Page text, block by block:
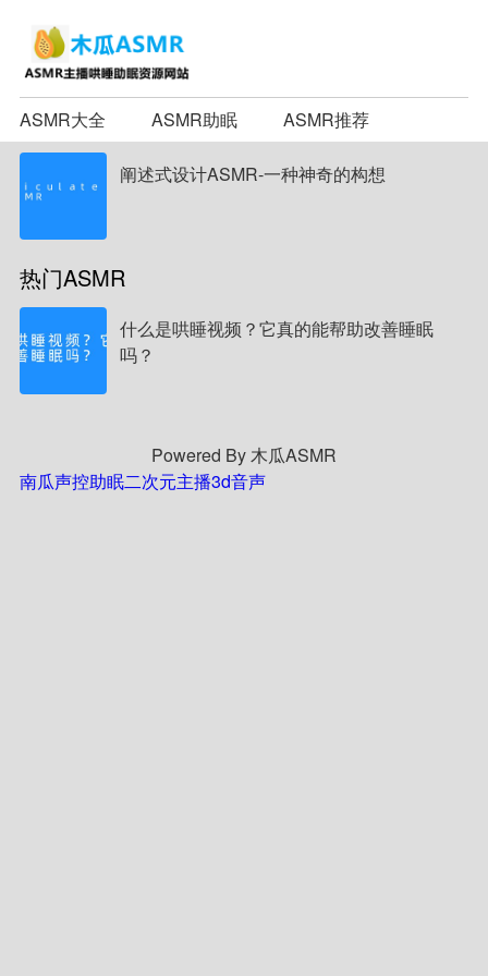
ASMR大全 ASMR助眠 ASMR推荐
阐述式设计ASMR-一种神奇的构想
热门ASMR
什么是哄睡视频？它真的能帮助改善睡眠
吗？
Powered By 木瓜ASMR
南瓜声控助眠二次元主播3d音声